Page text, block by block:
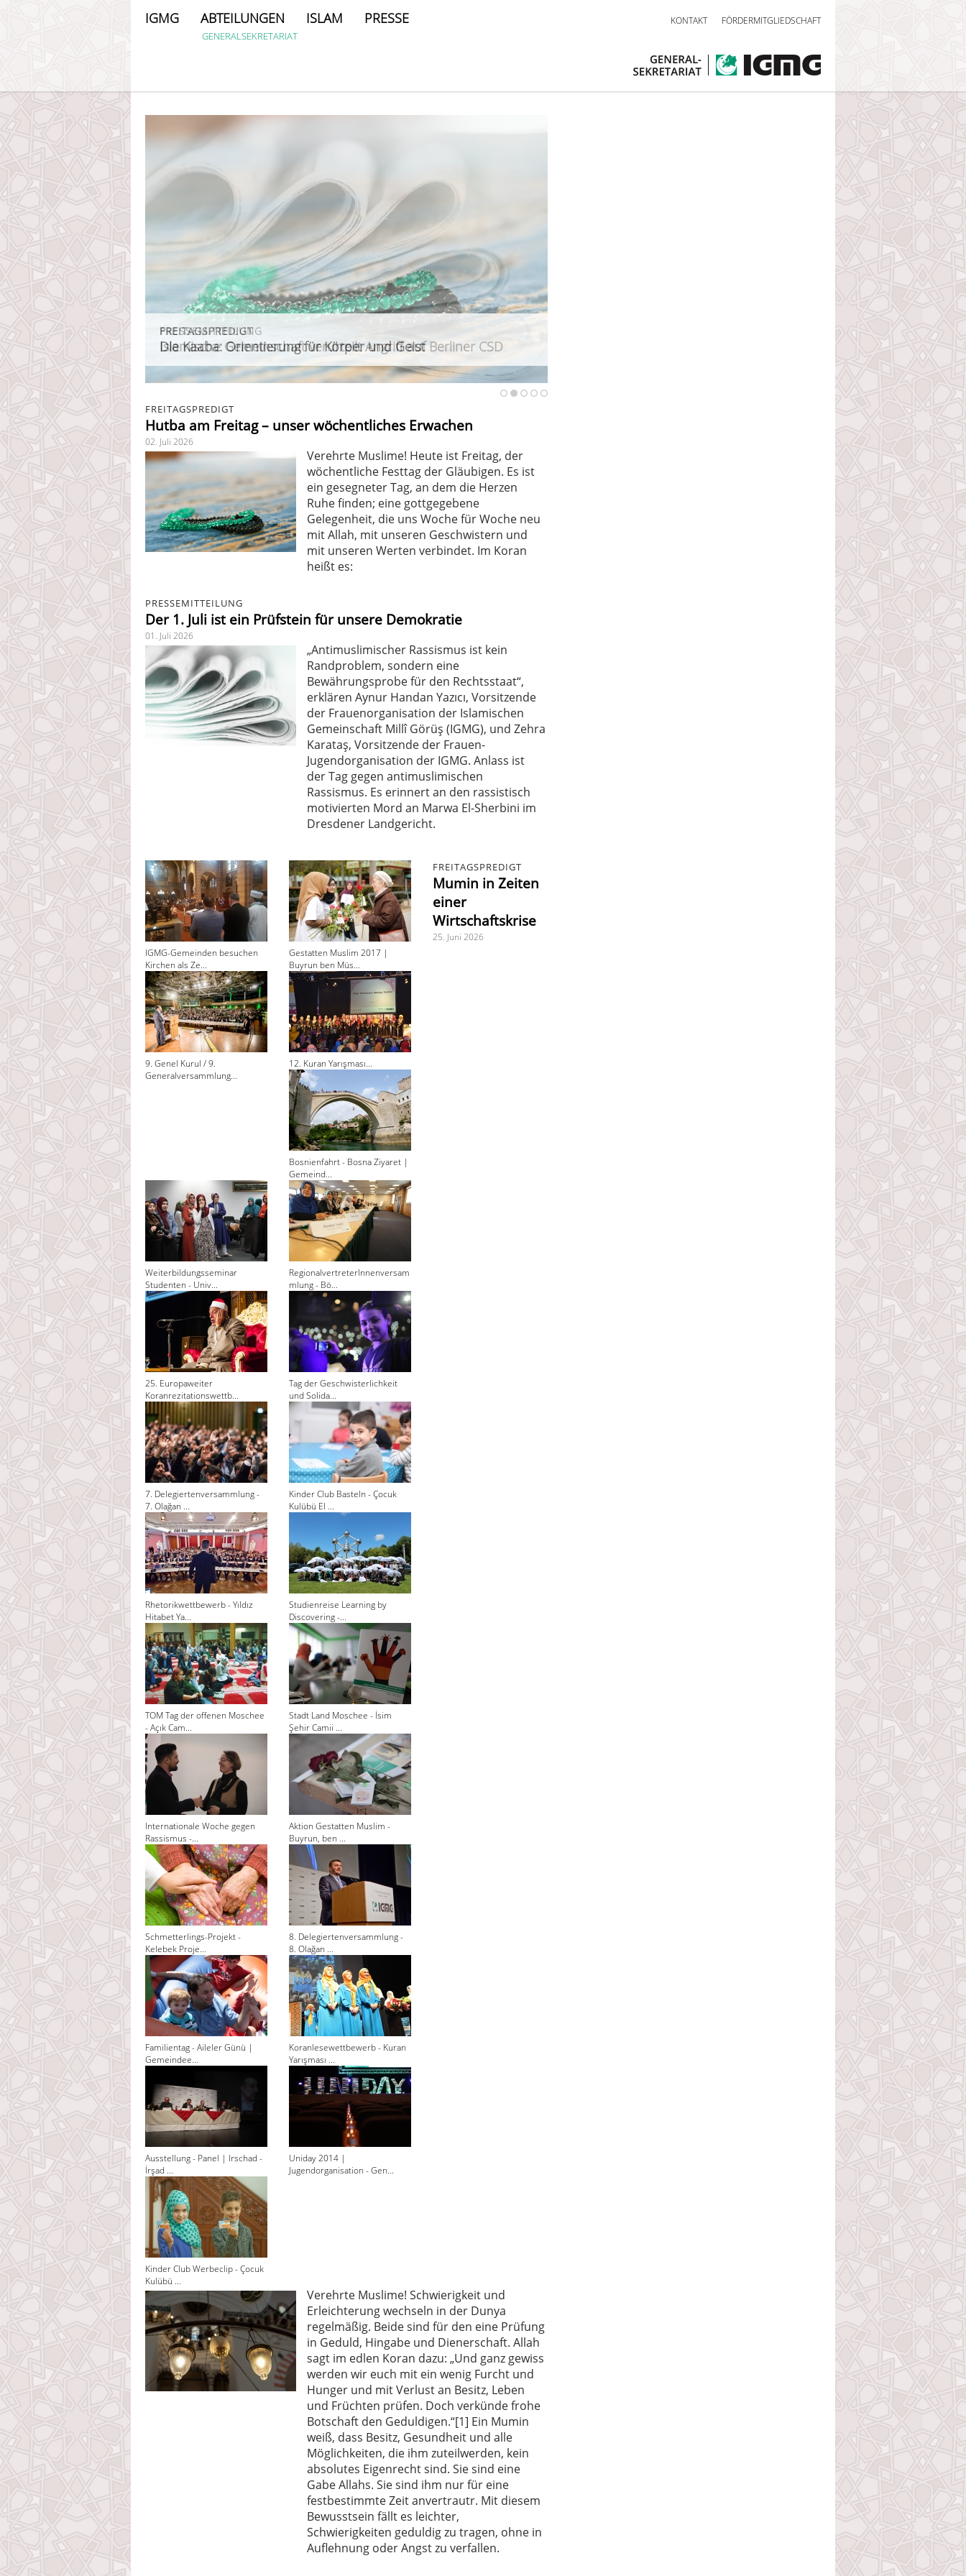
IGMG ABTEILUNGEN ISLAM PRESSE
GENERALSEKRETARIAT
KONTAKT FÖRDERMITGLIEDSCHAFT
FREITAGSPREDIGT
Die Kaaba: Orientierung für Körper und Geist
PRESSEMITTEILUNG
Islamische Gemeinschaft verurteilt Angriff auf Berliner CSD
FREITAGSPREDIGT
Azan: der Ruf zur Zeugenschaft
FREITAGSPREDIGT
Muslime im Urlaub
FREITAGSPREDIGT
Familienzusammenhalt: den Fernen näher kommen
FREITAGSPREDIGT
Hutba am Freitag – unser wöchentliches Erwachen
02. Juli 2026
Verehrte Muslime! Heute ist Freitag, der
wöchentliche Festtag der Gläubigen. Es ist
ein gesegneter Tag, an dem die Herzen
Ruhe finden; eine gottgegebene
Gelegenheit, die uns Woche für Woche neu
mit Allah, mit unseren Geschwistern und
mit unseren Werten verbindet. Im Koran
heißt es:
PRESSEMITTEILUNG
Der 1. Juli ist ein Prüfstein für unsere Demokratie
01. Juli 2026
„Antimuslimischer Rassismus ist kein
Randproblem, sondern eine
Bewährungsprobe für den Rechtsstaat“,
erklären Aynur Handan Yazıcı, Vorsitzende
der Frauenorganisation der Islamischen
Gemeinschaft Millî Görüş (IGMG), und Zehra
Karataş, Vorsitzende der Frauen-
Jugendorganisation der IGMG. Anlass ist
der Tag gegen antimuslimischen
Rassismus. Es erinnert an den rassistisch
motivierten Mord an Marwa El-Sherbini im
Dresdener Landgericht.
IGMG-Gemeinden besuchen
Kirchen als Ze...
Gestatten Muslim 2017 |
Buyrun ben Müs...
9. Genel Kurul / 9.
Generalversammlung...
12. Kuran Yarışması...
Bosnienfahrt - Bosna Ziyaret |
Gemeind...
Weiterbildungsseminar
Studenten - Univ...
RegionalvertreterInnenversam
mlung - Bö...
25. Europaweiter
Koranrezitationswettb...
Tag der Geschwisterlichkeit
und Solida...
7. Delegiertenversammlung -
7. Olağan ...
Kinder Club Basteln - Çocuk
Kulübü El ...
Rhetorikwettbewerb - Yıldız
Hitabet Ya...
Studienreise Learning by
Discovering -...
TOM Tag der offenen Moschee
- Açık Cam...
Stadt Land Moschee - İsim
Şehir Camii ...
Internationale Woche gegen
Rassismus -...
Aktion Gestatten Muslim -
Buyrun, ben ...
Schmetterlings-Projekt -
Kelebek Proje...
8. Delegiertenversammlung -
8. Olağan ...
Familientag - Aileler Günü |
Gemeindee...
Koranlesewettbewerb - Kuran
Yarışması ...
Ausstellung - Panel | Irschad -
İrşad ...
Uniday 2014 |
Jugendorganisation - Gen...
Kinder Club Werbeclip - Çocuk
Kulübü ...
FREITAGSPREDIGT
Mumin in Zeiten
einer
Wirtschaftskrise
25. Juni 2026
Verehrte Muslime! Schwierigkeit und
Erleichterung wechseln in der Dunya
regelmäßig. Beide sind für den eine Prüfung
in Geduld, Hingabe und Dienerschaft. Allah
sagt im edlen Koran dazu: „Und ganz gewiss
werden wir euch mit ein wenig Furcht und
Hunger und mit Verlust an Besitz, Leben
und Früchten prüfen. Doch verkünde frohe
Botschaft den Geduldigen.“[1] Ein Mumin
weiß, dass Besitz, Gesundheit und alle
Möglichkeiten, die ihm zuteilwerden, kein
absolutes Eigenrecht sind. Sie sind eine
Gabe Allahs. Sie sind ihm nur für eine
festbestimmte Zeit anvertrautr. Mit diesem
Bewusstsein fällt es leichter,
Schwierigkeiten geduldig zu tragen, ohne in
Auflehnung oder Angst zu verfallen.